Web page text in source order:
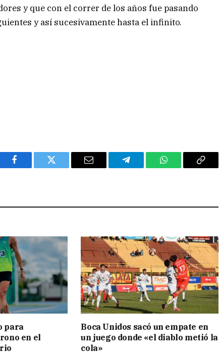
y que con el correr de los años fue pasando
y así sucesivamente hasta el infinito.
Facebook Twitter Email Telegram WhatsAppCopy
para
en el
Boca Unidos sacó un empate en
un juego donde «el diablo metió la
cola»